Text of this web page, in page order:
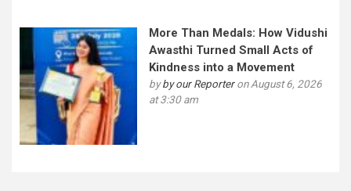
More Than Medals: How Vidushi
Awasthi Turned Small Acts of
Kindness into a Movement
byby our Reporteron August 6, 2026
at 3:30 am